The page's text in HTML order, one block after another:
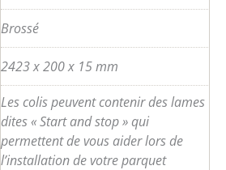
Brossé
2423 x 200 x 15 mm
Les colis peuvent contenir des lames
dites « Start and stop » qui
permettent de vous aider lors de
l’installation de votre parquet